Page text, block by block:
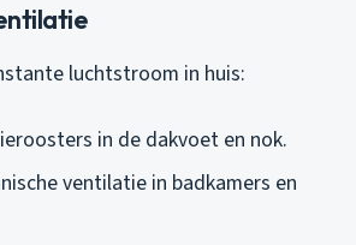
luchtstroom in huis:
in de dakvoet en nok.
ventilatie in badkamers en